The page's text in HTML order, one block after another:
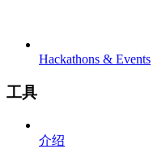
Hackathons & Events
工具
介绍